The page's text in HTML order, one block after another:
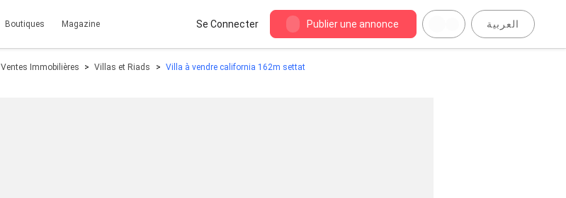
Boutiques Magazine Se Connecter Publier une annonce العربية
Ventes Immobilières Villas et Riads Villa à vendre california 162m settat